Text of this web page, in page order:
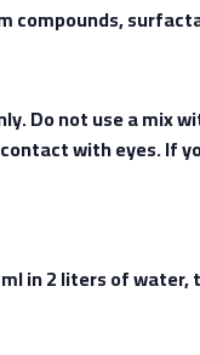
compounds,
Do not use a mix
with eyes. If
in 2 liters of